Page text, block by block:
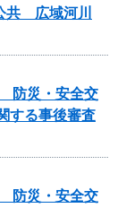
共 広域河川
防災・安全交
する事後審査
防災・安全交